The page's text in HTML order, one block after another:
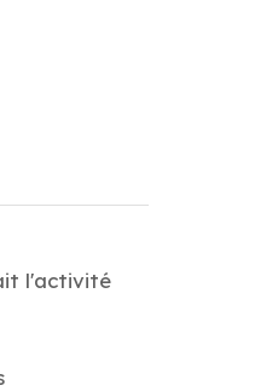
l'activité